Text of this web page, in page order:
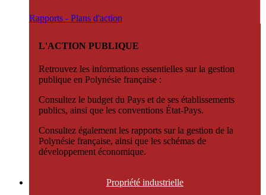
Rapports - Plans d'action
L'ACTION PUBLIQUE
Retrouvez les informations essentielles sur la gestion
publique en Polynésie française :
Consultez le budget du Pays et de ses établissements
publics, ainsi que les conventions État-Pays.
Consultez également les rapports sur la gestion de la
Polynésie française, ainsi que les schémas de
développement économique.
Propriété industrielle